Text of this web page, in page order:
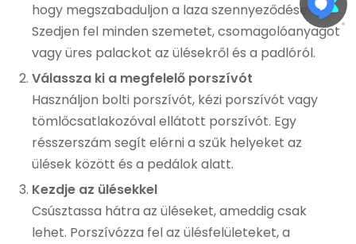
hogy megszabaduljon a laza szennyeződésektől.
Szedjen fel minden szemetet, csomagolóanyagot
vagy üres palackot az ülésekről és a padlóról.
Válassza ki a megfelelő porszívót
Használjon bolti porszívót, kézi porszívót vagy
tömlőcsatlakozóval ellátott porszívót. Egy
résszerszám segít elérni a szűk helyeket az
ülések között és a pedálok alatt.
Kezdje az ülésekkel
Csúsztassa hátra az üléseket, ameddig csak
lehet. Porszívózza fel az ülésfelületeket, a